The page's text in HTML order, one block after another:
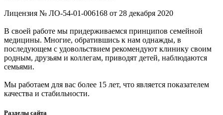
Лицензия № ЛО-54-01-006168 от 28 декабря 2020
В своей работе мы придерживаемся принципов семейной
медицины. Многие, обратившись к нам однажды, в
последующем с удовольствием рекомендуют клинику своим
родным, друзьям и коллегам, приводят детей, наблюдаются
семьями.
Мы работаем для вас более 15 лет, что является показателем
качества и стабильности.
Разделы сайта